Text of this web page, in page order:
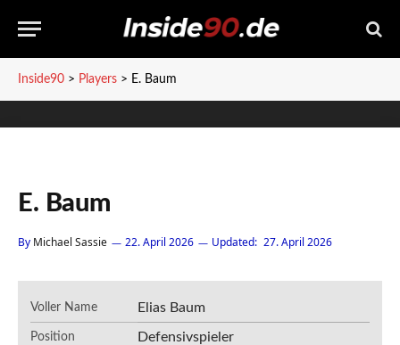
Inside90 > Players > E. Baum
E. Baum
By Michael Sassie 22. April 2026 Updated: 27. April 2026
Voller Name Elias Baum
Position Defensivspieler